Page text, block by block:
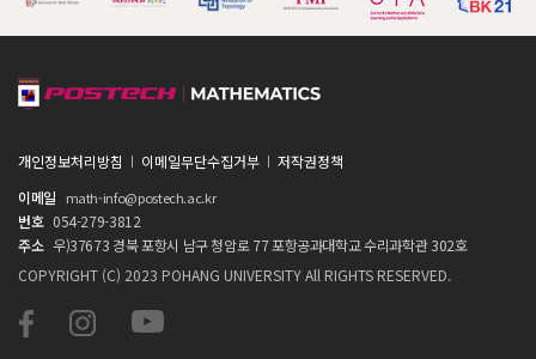
개인정보처리방침 이메일무단수집거부
저작권정책
이메일
math-info@postech.ac.kr
번호 054-279-3812
주소 우)37673 경북 포항시 남구 청암로 77 포항공과대학교 수리과학관 302호
COPYRIGHT (C) 2023 POHANG UNIVERSITY All RIGHTS RESERVED.